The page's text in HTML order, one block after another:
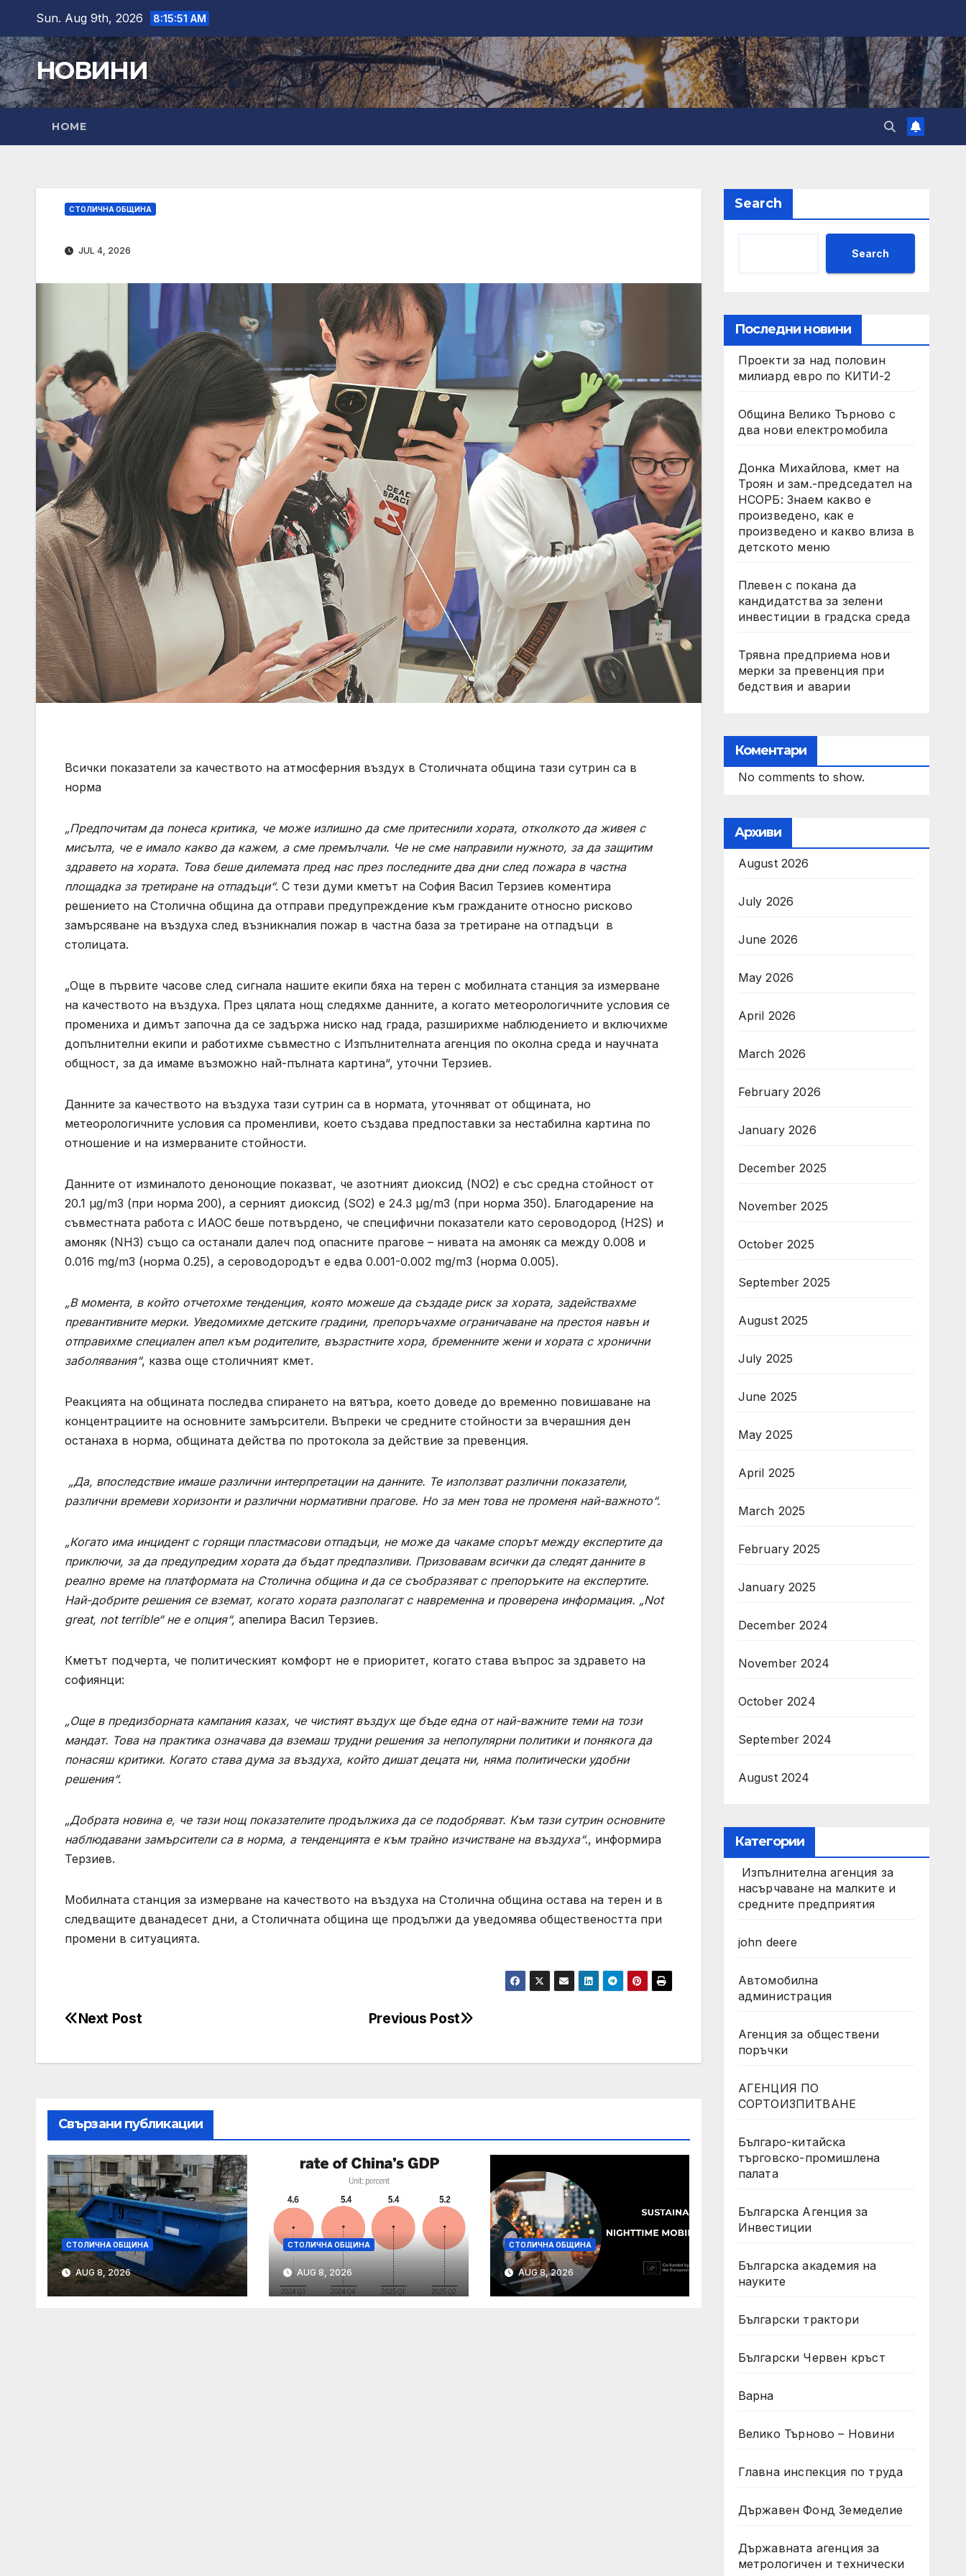
content
Sun. Aug 9th, 2026 8:15:52 AM
НОВИНИ
HOME
СТОЛИЧНА ОБЩИНА
JUL 4, 2026
Всички показатели за качеството на атмосферния въздух в Столичната община тази сутрин са в
норма
„Предпочитам да понеса критика, че може излишно да сме притеснили хората, отколкото да живея с
мисълта, че е имало какво да кажем, а сме премълчали. Че не сме направили нужното, за да защитим
здравето на хората. Това беше дилемата пред нас през последните два дни след пожара в частна
площадка за третиране на отпадъци“. С тези думи кметът на София Васил Терзиев коментира
решението на Столична община да отправи предупреждение към гражданите относно рисково
замърсяване на въздуха след възникналия пожар в частна база за третиране на отпадъци в
столицата.
„Още в първите часове след сигнала нашите екипи бяха на терен с мобилната станция за измерване
на качеството на въздуха. През цялата нощ следяхме данните, а когато метеорологичните условия се
промениха и димът започна да се задържа ниско над града, разширихме наблюдението и включихме
допълнителни екипи и работихме съвместно с Изпълнителната агенция по околна среда и научната
общност, за да имаме възможно най-пълната картина“, уточни Терзиев.
Данните за качеството на въздуха тази сутрин са в нормата, уточняват от общината, но
метеорологичните условия са променливи, което създава предпоставки за нестабилна картина по
отношение и на измерваните стойности.
Данните от изминалото денонощие показват, че азотният диоксид (NO2) е със средна стойност от
20.1 µg/m3 (при норма 200), а серният диоксид (SO2) е 24.3 µg/m3 (при норма 350). Благодарение на
съвместната работа с ИАОС беше потвърдено, че специфични показатели като сероводород (H2S) и
амоняк (NH3) също са останали далеч под опасните прагове – нивата на амоняк са между 0.008 и
0.016 mg/m3 (норма 0.25), а сероводородът е едва 0.001-0.002 mg/m3 (норма 0.005).
„В момента, в който отчетохме тенденция, която можеше да създаде риск за хората, задействахме
превантивните мерки. Уведомихме детските градини, препоръчахме ограничаване на престоя навън и
отправихме специален апел към родителите, възрастните хора, бременните жени и хората с хронични
заболявания“, казва още столичният кмет.
Реакцията на общината последва спирането на вятъра, което доведе до временно повишаване на
концентрациите на основните замърсители. Въпреки че средните стойности за вчерашния ден
останаха в норма, общината действа по протокола за действие за превенция.
„Да, впоследствие имаше различни интерпретации на данните. Те използват различни показатели,
различни времеви хоризонти и различни нормативни прагове. Но за мен това не променя най-важното“.
„Когато има инцидент с горящи пластмасови отпадъци, не може да чакаме спорът между експертите да
приключи, за да предупредим хората да бъдат предпазливи. Призовавам всички да следят данните в
реално време на платформата на Столична община и да се съобразяват с препоръките на експертите.
Най-добрите решения се вземат, когато хората разполагат с навременна и проверена информация. „Not
great, not terrible“ не е опция“, апелира Васил Терзиев.
Кметът подчерта, че политическият комфорт не е приоритет, когато става въпрос за здравето на
софиянци:
„Още в предизборната кампания казах, че чистият въздух ще бъде една от най-важните теми на този
мандат. Това на практика означава да вземаш трудни решения за непопулярни политики и понякога да
понасяш критики. Когато става дума за въздуха, който дишат децата ни, няма политически удобни
решения“.
„Добрата новина е, че тази нощ показателите продължиха да се подобряват. Към тази сутрин основните
наблюдавани замърсители са в норма, а тенденцията е към трайно изчистване на въздуха“., информира
Терзиев.
Мобилната станция за измерване на качеството на въздуха на Столична община остава на терен и в
следващите дванадесет дни, а Столичната община ще продължи да уведомява обществеността при
промени в ситуацията.
Post
Previous Post
Next Post
Свързани публикации
СТОЛИЧНА ОБЩИНА
AUG 8, 2026
СТОЛИЧНА ОБЩИНА
AUG 8, 2026
СТОЛИЧНА ОБЩИНА
AUG 8, 2026
Search
Search
Последни новини
Проекти за над половин
милиард евро по КИТИ-2
Община Велико Търново с
два нови електромобила
Донка Михайлова, кмет на
Троян и зам.-председател на
НСОРБ: Знаем какво е
произведено, как е
произведено и какво влиза в
детското меню
Плевен с покана да
кандидатства за зелени
инвестиции в градска среда
Трявна предприема нови
мерки за превенция при
бедствия и аварии
Коментари
No comments to show.
Архиви
August 2026
July 2026
June 2026
May 2026
April 2026
March 2026
February 2026
January 2026
December 2025
November 2025
October 2025
September 2025
August 2025
July 2025
June 2025
May 2025
April 2025
March 2025
February 2025
January 2025
December 2024
November 2024
October 2024
September 2024
August 2024
Категории
Изпълнителна агенция за
насърчаване на малките и
средните предприятия
john deere
Автомобилна
администрация
Агенция за обществени
поръчки
АГЕНЦИЯ ПО
СОРТОИЗПИТВАНЕ
Българо-китайска
търговско-промишлена
палата
Българска Агенция за
Инвестиции
Българска академия на
науките
Български трактори
Български Червен кръст
Варна
Велико Търново – Новини
Главна инспекция по труда
Държавен Фонд Земеделие
Държавната агенция за
метрологичен и технически